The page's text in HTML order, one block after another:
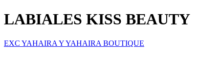
LABIALES KISS BEAUTY
EXC YAHAIRA Y YAHAIRA BOUTIQUE